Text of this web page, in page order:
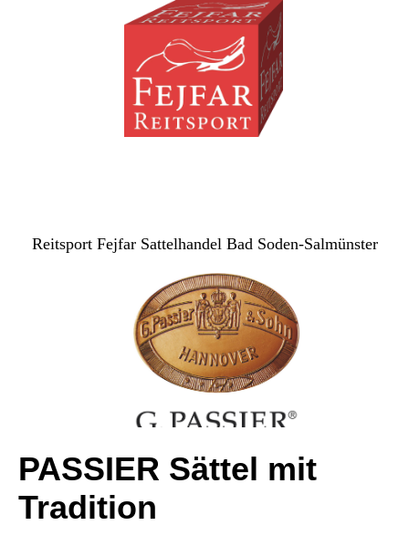
Reitsport Fejfar Sattelhandel Bad Soden-Salmünster
PASSIER Sättel mit
Tradition